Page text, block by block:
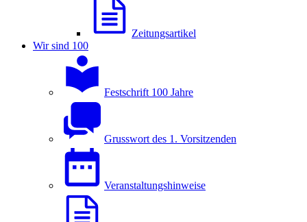
Zeitungsartikel
Wir sind 100
Festschrift 100 Jahre
Grusswort des 1. Vorsitzenden
Veranstaltungshinweise